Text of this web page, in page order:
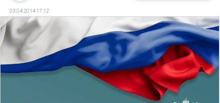
03.04.2014 17:12